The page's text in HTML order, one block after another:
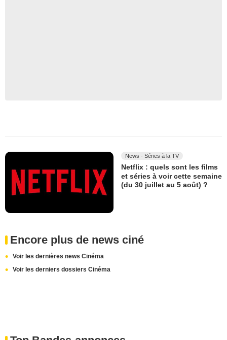
News - Séries à la TV
Netflix : quels sont les films
et séries à voir cette semaine
(du 30 juillet au 5 août) ?
Encore plus de news ciné
Voir les dernières news Cinéma
Voir les derniers dossiers Cinéma